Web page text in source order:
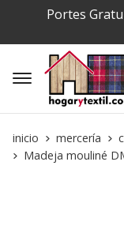
Portes
inicio mercería
Madeja mouliné